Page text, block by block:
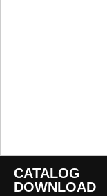
CATALOG
DOWNLOAD